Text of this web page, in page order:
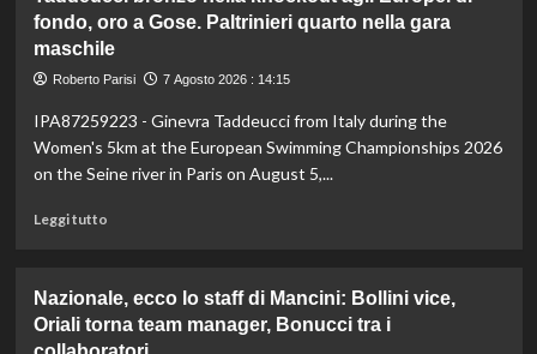
mondo
In
Gran
Bretagna
Bezzecchi
in
sella
ed
Practice
fondo, oro a Gose. Paltrinieri quarto nella gara
maschile
Roberto Parisi 7 Agosto 2026 : 14:15
IPA87259223 - Ginevra Taddeucci from Italy during the
Women's 5km at the European Swimming Championships 2026
on the Seine river in Paris on August 5,...
Leggi tuttoLeggi
Taddeucci
bronzo
Nazionale, ecco lo staff di Mancini: Bollini vice,
Oriali torna team manager, Bonucci tra i